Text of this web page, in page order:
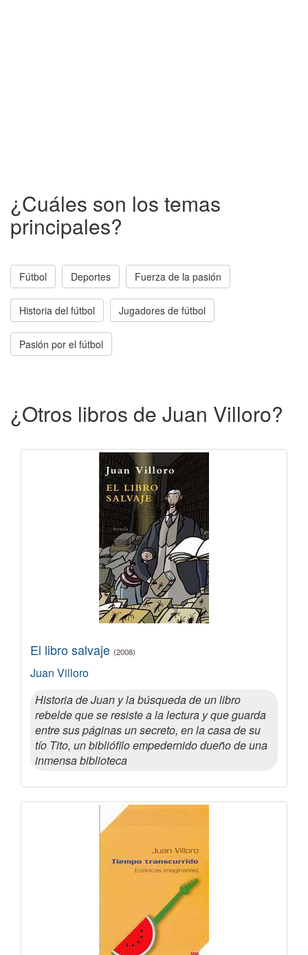
¿Cuáles son los temas
principales?
Fútbol Deportes Fuerza de la pasión
Historia del fútbol Jugadores de fútbol
Pasión por el fútbol
¿Otros libros de Juan Villoro?
El libro salvaje (2008)
Juan Villoro
Historia de Juan y la búsqueda de un libro
rebelde que se resiste a la lectura y que guarda
entre sus páginas un secreto, en la casa de su
tío Tito, un bibliófilo empedernido dueño de una
inmensa biblioteca